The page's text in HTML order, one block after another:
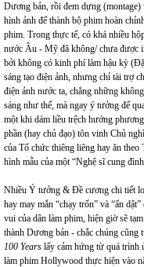
Dương bản, rồi đem dựng
hình ảnh để thành bộ phim hoàn
phim. Trong thực tế, có khá nhiều
nước Âu - Mỹ đã không/ chưa được
bởi không có kinh phí làm hậu kỳ
sáng tạo điện ảnh, nhưng chỉ tài trợ
điện ảnh nước ta, chẳng những
sáng như thế, mà ngay ý tưởng để
một khi dám liều trệch hướng
phần (hay chủ đạo) tôn vinh Chủ
của Tổ chức thiêng liêng hay ăn
hình mẫu của một “Nghệ sĩ cung
Nhiều Ý tưởng & Đề cương chi tiết
hay may mắn “chạy trốn” và “ẩn
vui của dân làm phim, hiện giờ sẽ
thành Dương bản - chắc chúng
100 Years lấy cảm hứng từ quá trình
làm phim Hollywood thực hiện vào